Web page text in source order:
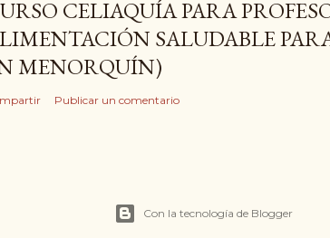
CELIAQUÍA PARA
SALUDABLE
MENORQUÍN)
Publicar un comentario
Con la tecnología de Blogger